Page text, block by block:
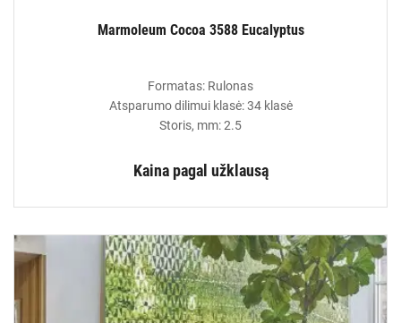
Marmoleum Cocoa 3588 Eucalyptus
Formatas: Rulonas
Atsparumo dilimui klasė: 34 klasė
Storis, mm: 2.5
Kaina pagal užklausą